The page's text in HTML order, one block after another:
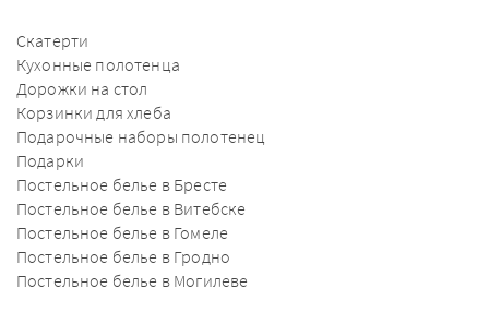
Скатерти
Кухонные полотенца
Дорожки на стол
Корзинки для хлеба
Подарочные наборы полотенец
Подарки
Постельное белье в Бресте
Постельное белье в Витебске
Постельное белье в Гомеле
Постельное белье в Гродно
Постельное белье в Могилеве